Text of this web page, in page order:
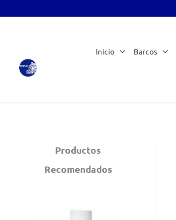
contenido
Inicio Barcos
Productos
Recomendados